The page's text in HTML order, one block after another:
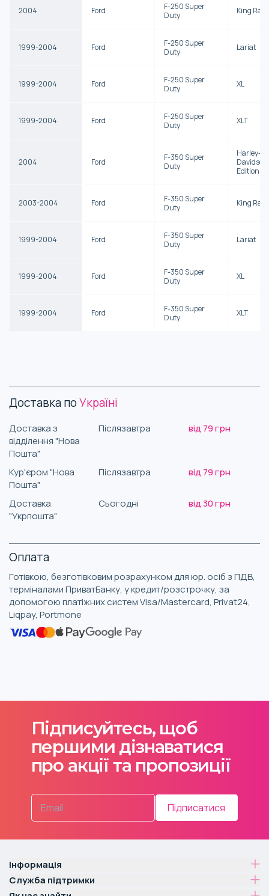
2004 Ford
F-250 Super
Duty
King
1999-2004 Ford
F-250 Super
Duty
Lariat
1999-2004 Ford
F-250 Super
Duty
XL
1999-2004 Ford
F-250 Super
Duty
XLT
2004 Ford
F-350 Super
Duty
Harley-
Davidson
Edition
2003-2004 Ford
F-350 Super
Duty
King
1999-2004 Ford
F-350 Super
Duty
Lariat
1999-2004 Ford
F-350 Super
Duty
XL
1999-2004 Ford
F-350 Super
Duty
XLT
Доставка поУкраїні
Доставка з
відділення "Нова
Пошта"
Післязавтра від 79 грн
Кур'єром "Нова
Пошта"
Післязавтра від 79 грн
Доставка
"Укрпошта"
Сьогодні від 30 грн
Оплата
Готівкою, безготівковим розрахунком для юр. осіб з ПДВ,
терміналами ПриватБанку, у кредит/розстрочку, за
допомогою платіжних систем Visa/Mastercard, Privat24,
Liqpay, Portmone
Підписуйтесь, щоб
першими дізнаватися
про акції та пропозиції
Підписатися
Інформація
Служба підтримки